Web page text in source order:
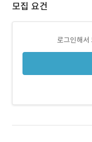
모집 요건
로그인해서